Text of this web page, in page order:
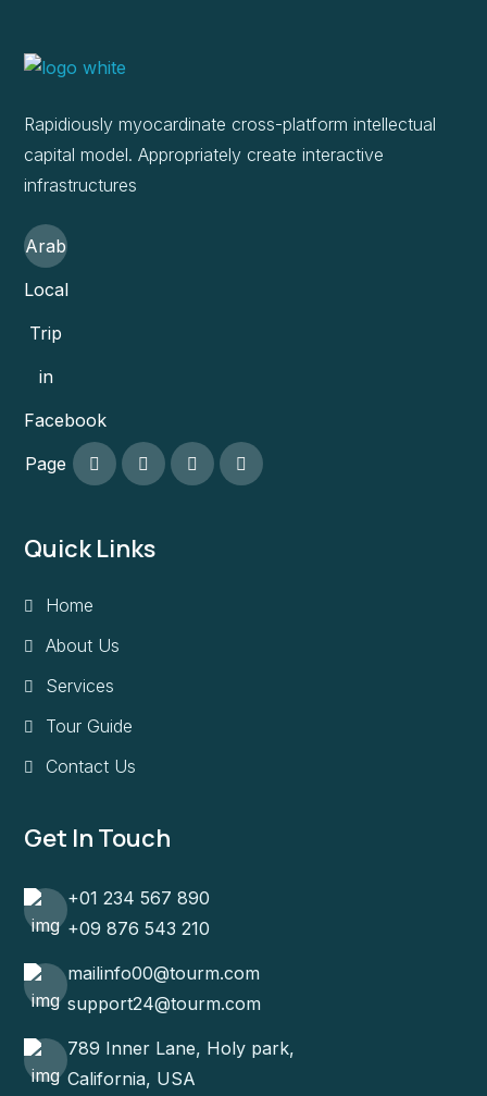
Rapidiously myocardinate cross-platform intellectual
capital model. Appropriately create interactive
infrastructures
Arab
Local
Trip
in
Facebook
Page
Quick Links
Home
About Us
Services
Tour Guide
Contact Us
Get In Touch
+01 234 567 890
+09 876 543 210
mailinfo00@tourm.com
support24@tourm.com
789 Inner Lane, Holy park,
California, USA